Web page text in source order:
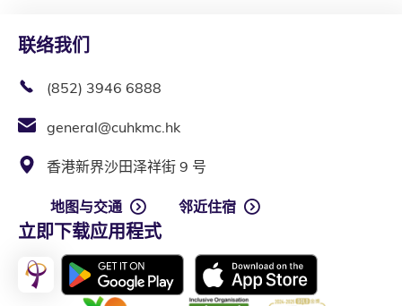
联络我们
(852) 3946 6888
general@cuhkmc.hk
香港新界沙田泽祥街 9 号
地图与交通 邻近住宿
立即下载应用程式